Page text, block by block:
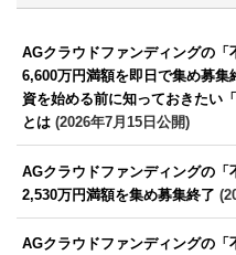
AGクラウドファンディングの「
6,600万円満額を即日で集め募
資を始める前に知っておきたい
とは (2026年7月15日公開)
AGクラウドファンディングの「
2,530万円満額を集め募集終了
AGクラウドファンディングの「